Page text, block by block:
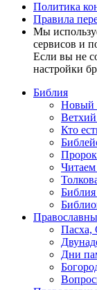
Политика
Правила
Мы
сервисов и
Если вы не
настройки
Библия
Новый
Ветхий
Кто
Пасха,
Дни